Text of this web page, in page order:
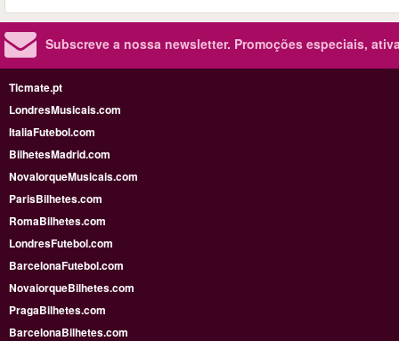
Subscreve a nossa newsletter. Promoções especiais,
Ticmate.pt
LondresMusicais.com
ItaliaFutebol.com
BilhetesMadrid.com
NovaIorqueMusicais.com
ParisBilhetes.com
RomaBilhetes.com
LondresFutebol.com
BarcelonaFutebol.com
NovaiorqueBilhetes.com
PragaBilhetes.com
BarcelonaBilhetes.com